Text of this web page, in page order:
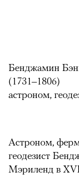
Бенджамин
(1731–1806)
астроном,
Астроном,
геодезист
Мэриленд в